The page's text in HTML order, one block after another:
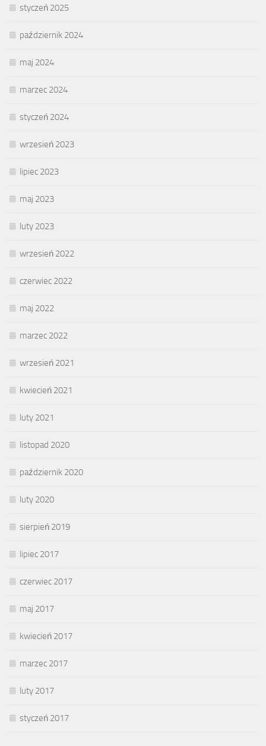
styczeń 2025
październik 2024
maj 2024
marzec 2024
styczeń 2024
wrzesień 2023
lipiec 2023
maj 2023
luty 2023
wrzesień 2022
czerwiec 2022
maj 2022
marzec 2022
wrzesień 2021
kwiecień 2021
luty 2021
listopad 2020
październik 2020
luty 2020
sierpień 2019
lipiec 2017
czerwiec 2017
maj 2017
kwiecień 2017
marzec 2017
luty 2017
styczeń 2017